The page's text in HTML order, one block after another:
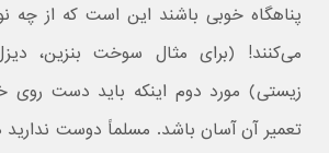
پناهگاه خوبی باشند این است که از چه
می‌کنند! (برای مثال سوخت بنزین،
زیستی) مورد دوم اینکه باید دست روی
تعمیر آن آسان باشد. مسلماً دوست ندارید